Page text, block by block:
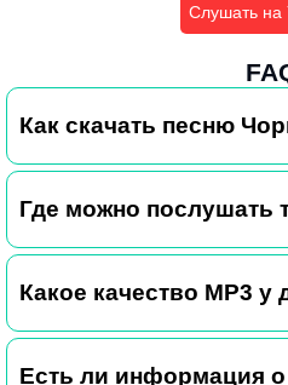
Слушать на
Как скачать песню
Где можно послушать
Какое качество MP3 у
Есть ли информация о